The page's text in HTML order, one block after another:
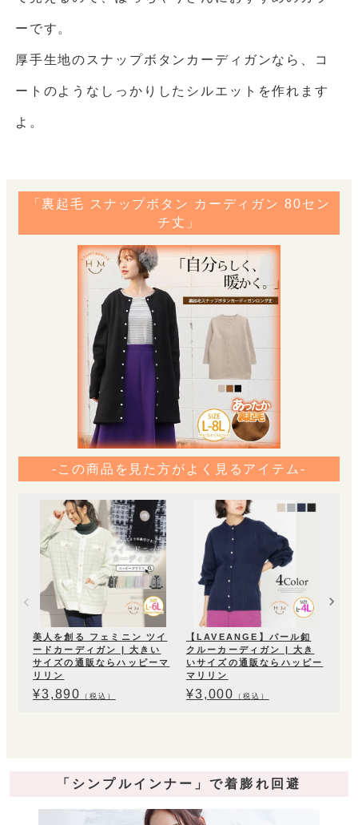
ーです。
厚手生地のスナップボタンカーディガンなら、コ
ートのようなしっかりしたシルエットを作れます
よ。
「裏起毛 スナップボタン カーディガン 80セン
チ丈」
-この商品を見た方がよく見るアイテム-
美人を創る フェミニン ツイ
ードカーディガン | 大きい
サイズの通販ならハッピーマ
リリン
¥3,890 （税込）
【LAVEANGE】パール釦
クルーカーディガン | 大き
いサイズの通販ならハッピー
マリリン
¥3,000 （税込）
「シンプルインナー」で着膨れ回避